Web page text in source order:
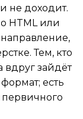
не доходит.
HTML или
Тем, кто
вдруг зайдёт
есть